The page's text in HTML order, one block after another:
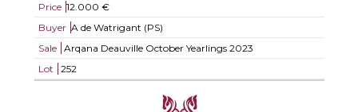
Price 12.000 €
Buyer A de Watrigant (PS)
Sale
Arqana Deauville October Yearlings 2023
Lot
252